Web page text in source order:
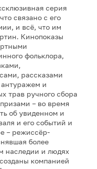
серия
связано с его
и всё, что им
Кинопоказы
фольклора,
рассказами
и
трав ручного сбора
– во время
об увиденном и
и его событий и
– режиссёр-
более
наследии и людях
компанией